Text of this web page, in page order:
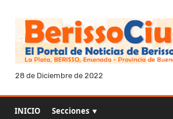
28 de Diciembre de 2022
INICIO Secciones ▼